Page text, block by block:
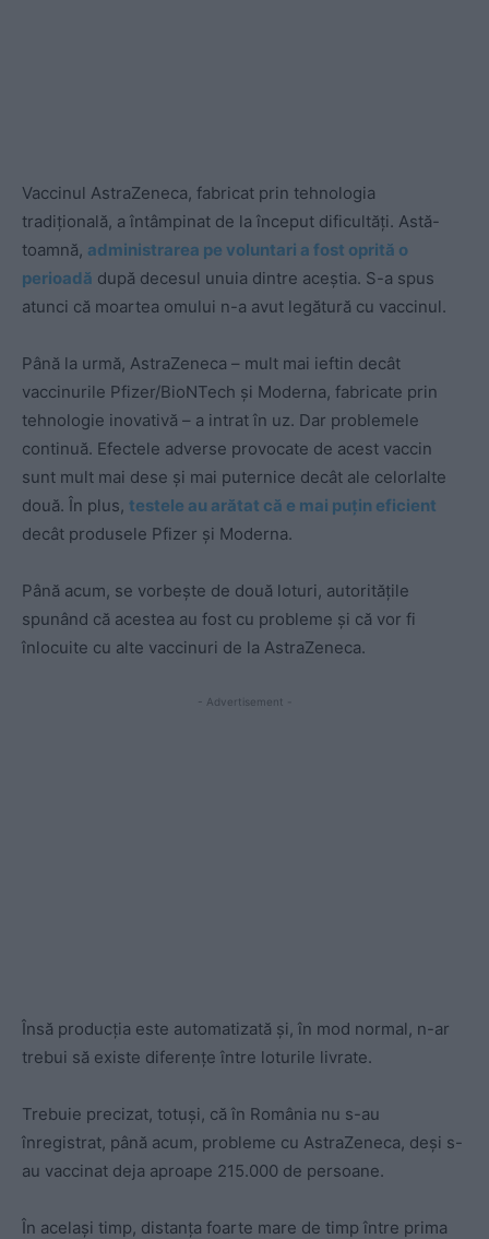
Vaccinul AstraZeneca, fabricat prin tehnologia
tradițională, a întâmpinat de la început dificultăți. Astă-
toamnă, administrarea pe voluntari a fost oprită o
perioadă după decesul unuia dintre aceștia. S-a spus
atunci că moartea omului n-a avut legătură cu vaccinul.
Până la urmă, AstraZeneca – mult mai ieftin decât
vaccinurile Pfizer/BioNTech și Moderna, fabricate prin
tehnologie inovativă – a intrat în uz. Dar problemele
continuă. Efectele adverse provocate de acest vaccin
sunt mult mai dese și mai puternice decât ale celorlalte
două. În plus, testele au arătat că e mai puțin eficient
decât produsele Pfizer și Moderna.
Până acum, se vorbește de două loturi, autoritățile
spunând că acestea au fost cu probleme și că vor fi
înlocuite cu alte vaccinuri de la AstraZeneca.
- Advertisement -
Însă producția este automatizată și, în mod normal, n-ar
trebui să existe diferențe între loturile livrate.
Trebuie precizat, totuși, că în România nu s-au
înregistrat, până acum, probleme cu AstraZeneca, deși s-
au vaccinat deja aproape 215.000 de persoane.
În același timp, distanța foarte mare de timp între prima